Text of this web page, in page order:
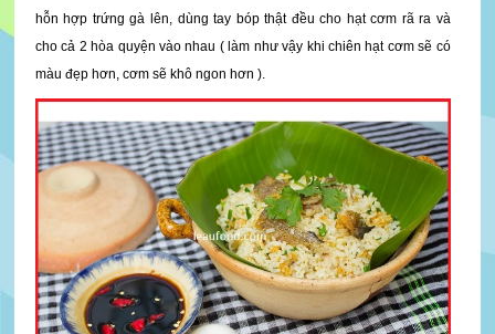
hỗn hợp trứng gà lên, dùng tay bóp thật đều cho hạt cơm rã ra và
cho cả 2 hòa quyện vào nhau ( làm như vậy khi chiên hạt cơm sẽ có
màu đẹp hơn, cơm sẽ khô ngon hơn ).